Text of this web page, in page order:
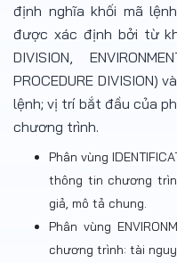
định nghĩa khối mã
được xác định bởi từ
DIVISION,
PROCEDURE
lệnh; vị trí bắt đầu của
chương trình.
Phân vùng
thông tin chương
giả, mô tả chung.
Phân vùng
chương trình: tài